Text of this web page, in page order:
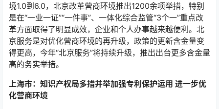
境1.0到6.0，北京改革营商环境推出1200余项举措，特别
是在“一业一证”“一件事”、一体化综合监管“3个一”重点改
革方面取得了明显成效，企业和个人办事越来越便利。北
京服务是对优化营商环境的再升级，政策的更新含金量变
得更高，今年“北京服务”将持续升级，推出出台更多含金量
高的务实举措。
上海市：知识产权局多措并举加强专利保护运用 进一步优
化营商环境